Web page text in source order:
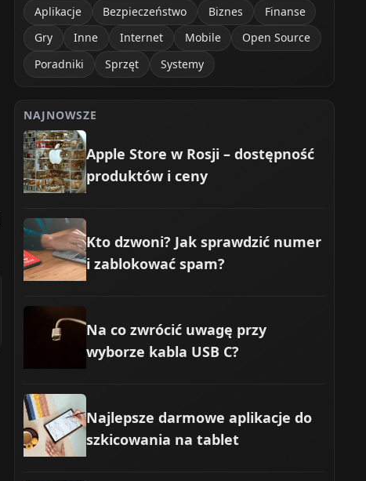
Aplikacje
Bezpieczeństwo Biznes
Finanse
Gry
Inne Internet Mobile
Open Source
Poradniki
Sprzęt Systemy
NAJNOWSZE
Apple Store w Rosji – dostępność
produktów i ceny
Kto dzwoni? Jak sprawdzić numer
i zablokować spam?
Na co zwrócić uwagę przy
wyborze kabla USB C?
Najlepsze darmowe aplikacje do
szkicowania na tablet